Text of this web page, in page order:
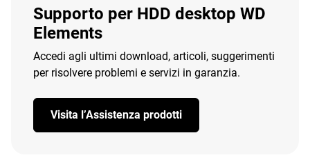
Supporto per HDD desktop WD
Elements
Accedi agli ultimi download, articoli, suggerimenti
per risolvere problemi e servizi in garanzia.
Visita l’Assistenza prodotti